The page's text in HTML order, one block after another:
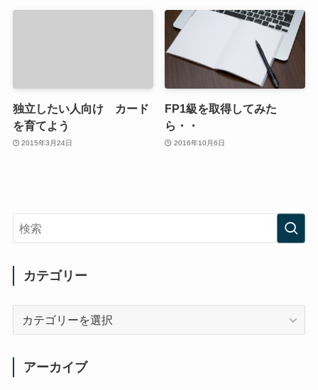
独立したい人向け カード
を育てよう
2015年3月24日
FP1級を取得してみた
ら・・
2016年10月6日
カテゴリー
アーカイブ